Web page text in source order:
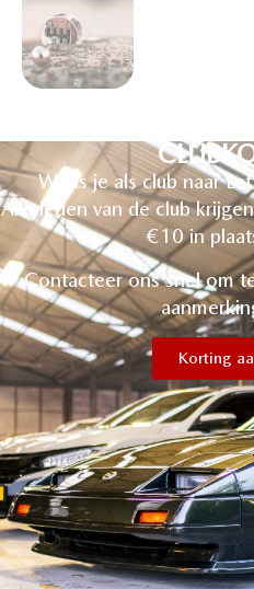
Wens je als club naar
Alle leden van de club
€10 in
Contacteer ons snel om
Korting